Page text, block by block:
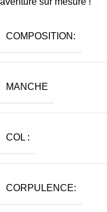
COMPOSITION:
MANCHE
COL :
CORPULENCE: